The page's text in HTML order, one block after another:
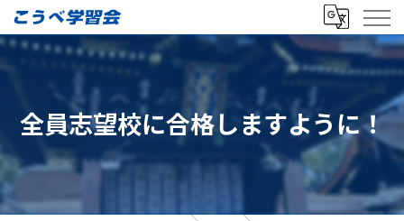
全員志望校に合格しますように！